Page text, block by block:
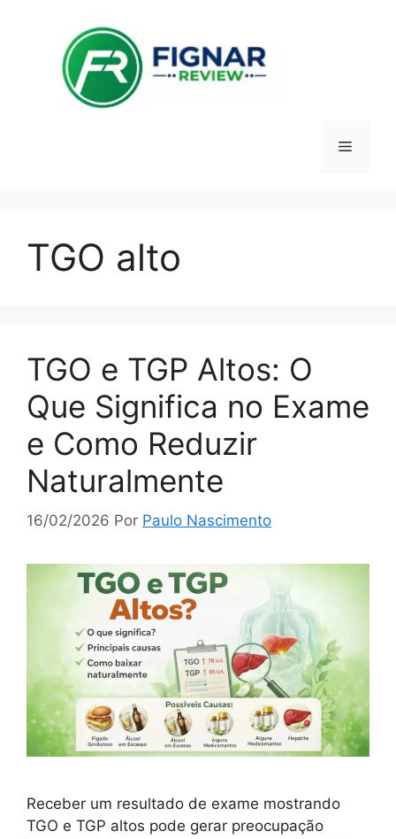
conteúdo
Menu
TGO alto
TGO e TGP Altos: O
Que Significa no Exame
e Como Reduzir
Naturalmente
16/02/2026 Por Paulo Nascimento
Receber um resultado de exame mostrando
TGO e TGP altos pode gerar preocupação